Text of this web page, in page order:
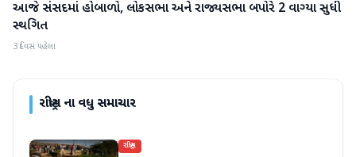
રાષ્ટ્રીય
આજે સંસદમાં હોબાળો, લોકસભા અને રાજ્યસભા બપોરે 2 વાગ્યા સુધી
સ્થગિત
3 દિવસ પહેલા
રાષ્ટ્રીયના વધુ સમાચાર
રાષ્ટ્રીય